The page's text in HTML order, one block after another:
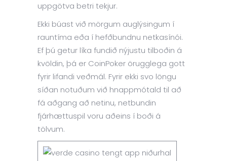
uppgötva betri tekjur.
Ekki búast við mörgum auglýsingum í
rauntíma eða í hefðbundnu netkasínói.
Ef þú getur líka fundið nýjustu tilboðin á
kvöldin, þá er CoinPoker örugglega gott
fyrir lifandi veðmál. Fyrir ekki svo löngu
síðan notuðum við hnappmótald til að
fá aðgang að netinu, netbundin
fjárhættuspil voru aðeins í boði á
tölvum.